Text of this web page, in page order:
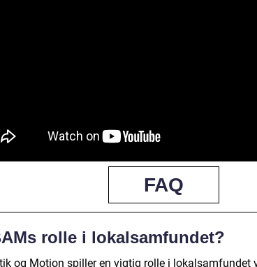
FAQ
rolle i lokalsamfundet?
og Motion spiller en vigtig rolle i